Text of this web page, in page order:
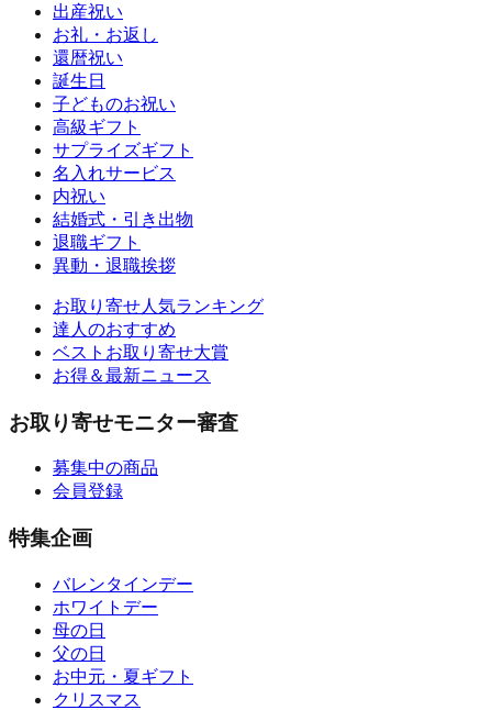
出産祝い
お礼・お返し
還暦祝い
誕生日
子どものお祝い
高級ギフト
サプライズギフト
名入れサービス
内祝い
結婚式・引き出物
退職ギフト
異動・退職挨拶
お取り寄せ人気ランキング
達人のおすすめ
ベストお取り寄せ大賞
お得＆最新ニュース
お取り寄せモニター審査
募集中の商品
会員登録
特集企画
バレンタインデー
ホワイトデー
母の日
父の日
お中元・夏ギフト
クリスマス